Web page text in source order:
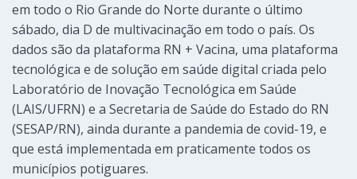
em todo o Rio Grande do Norte durante o último
sábado, dia D de multivacinação em todo o país. Os
dados são da plataforma RN + Vacina, uma plataforma
tecnológica e de solução em saúde digital criada pelo
Laboratório de Inovação Tecnológica em Saúde
(LAIS/UFRN) e a Secretaria de Saúde do Estado do RN
(SESAP/RN), ainda durante a pandemia de covid-19, e
que está implementada em praticamente todos os
municípios potiguares.